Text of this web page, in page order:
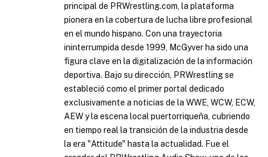
principal de PRWrestling.com, la plataforma
pionera en la cobertura de lucha libre profesional
en el mundo hispano. Con una trayectoria
ininterrumpida desde 1999, McGyver ha sido una
figura clave en la digitalización de la información
deportiva. Bajo su dirección, PRWrestling se
estableció como el primer portal dedicado
exclusivamente a noticias de la WWE, WCW, ECW,
AEW y la escena local puertorriqueña, cubriendo
en tiempo real la transición de la industria desde
la era "Attitude" hasta la actualidad. Fue el